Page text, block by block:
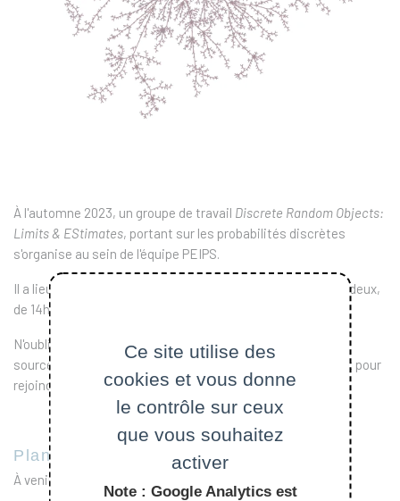
À l'automne 2023, un groupe de travail Discrete Random Objects:
Limits & EStimates, portant sur les probabilités discrètes
s'organise au sein de l'équipe PEIPS.
Il a lieu pour l'instant le mardi après-midi une semaine sur deux,
de 14h à 16h en salle de conférence du CMAP.
N'oubliez pas le dossier partagé Nextcloud pour des infos,
sources, etc. Et signalez-vous à n'importe quel participant pour
rejoindre le GT !
Planning 23/24
À venir :
Ce site utilise des
cookies et vous donne
le contrôle sur ceux
que vous souhaitez
activer
Note : Google Analytics est